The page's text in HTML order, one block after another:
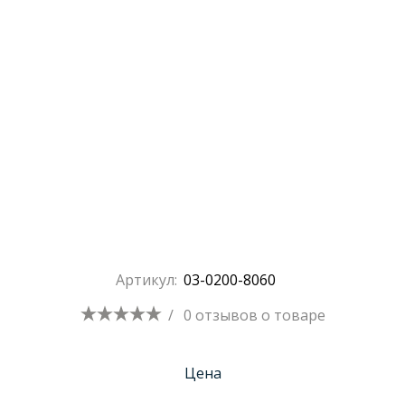
Артикул: 03-0200-8060
/ 0 отзывов о товаре
Цена